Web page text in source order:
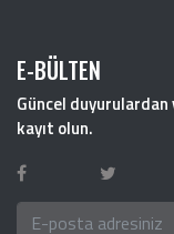
E-BÜLTEN
Güncel
kayıt olun.